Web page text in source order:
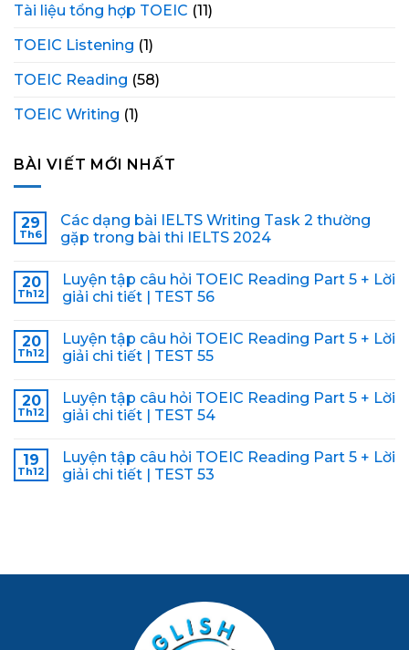
Tài liệu tổng hợp TOEIC (11)
TOEIC Listening (1)
TOEIC Reading (58)
TOEIC Writing (1)
BÀI VIẾT MỚI NHẤT
29
Th6
Các dạng bài IELTS Writing Task 2 thường
gặp trong bài thi IELTS 2024
20
Th12
Luyện tập câu hỏi TOEIC Reading Part 5 + Lời
giải chi tiết | TEST 56
20
Th12
Luyện tập câu hỏi TOEIC Reading Part 5 + Lời
giải chi tiết | TEST 55
20
Th12
Luyện tập câu hỏi TOEIC Reading Part 5 + Lời
giải chi tiết | TEST 54
19
Th12
Luyện tập câu hỏi TOEIC Reading Part 5 + Lời
giải chi tiết | TEST 53